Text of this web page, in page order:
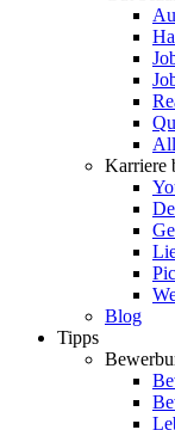
Karriere
Blog
Tipps